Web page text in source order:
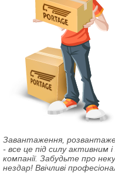
Завантаження,
- все це під силу активним
компанії. Забудьте про
нездар! Ввічливі